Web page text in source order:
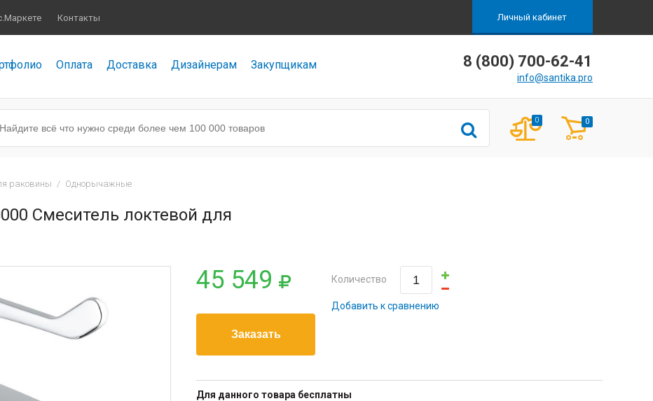
Контакты Личный кабинет
Оплата Доставка Дизайнерам Закупщикам 8 (800) 700-62-41
info@santika.pro
0 0
раковины / Однорычажные
Смеситель локтевой для
45 549 Количество
Добавить к сравнению
Для данного товара бесплатны